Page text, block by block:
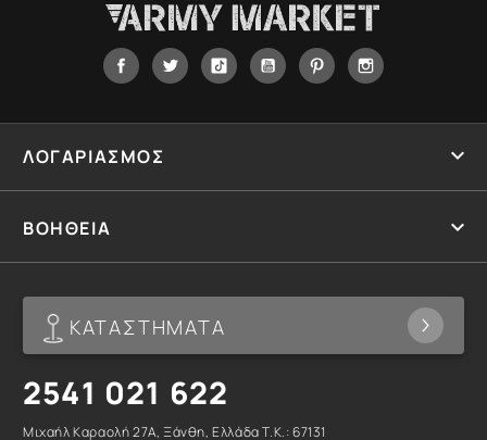
FacebookTwitter Tiktok YouTube Pinterest
ΚΑΤΑΣΤΗΜΑΤΑ
2541 021 622
Μιχαήλ Καραολή 27Α, Ξάνθη, Ελλάδα T.K.: 67131
ΒΟΗΘΕΙΑ 
ΛΟΓΑΡΙΑΣΜΟΣ 